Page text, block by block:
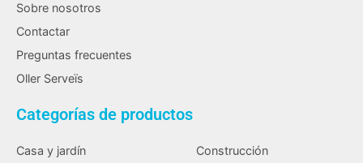
Sobre nosotros
Contactar
Preguntas frecuentes
Oller Serveïs
Categorías de productos
Casa y jardín
Construcción